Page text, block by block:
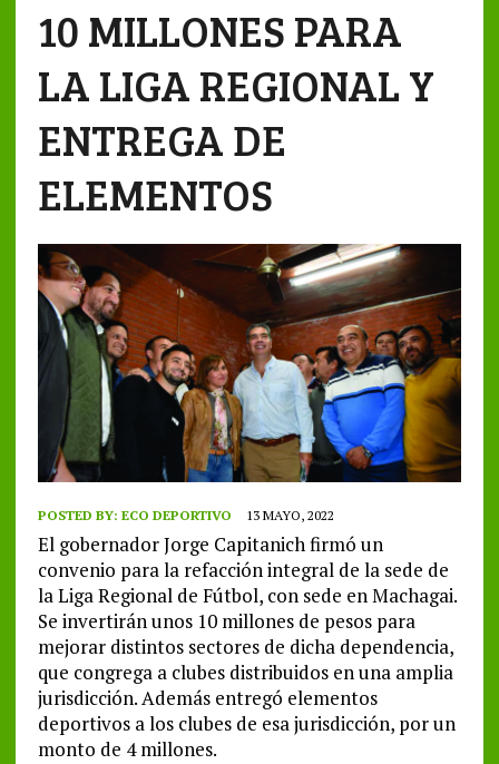
10 MILLONES PARA
LA LIGA REGIONAL Y
ENTREGA DE
ELEMENTOS
POSTED BY: ECO DEPORTIVO 13 MAYO, 2022
El gobernador Jorge Capitanich firmó un
convenio para la refacción integral de la sede de
la Liga Regional de Fútbol, con sede en Machagai.
Se invertirán unos 10 millones de pesos para
mejorar distintos sectores de dicha dependencia,
que congrega a clubes distribuidos en una amplia
jurisdicción. Además entregó elementos
deportivos a los clubes de esa jurisdicción, por un
monto de 4 millones.